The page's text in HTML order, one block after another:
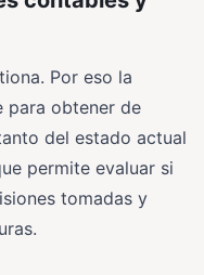
Por eso la
para obtener de
del estado actual
permite evaluar si
tomadas y